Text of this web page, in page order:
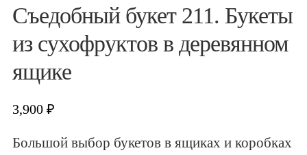
Букет из фруктов и овощей
Сладкие букеты из конфет
Детские букеты
Съедобный букет 211. Букеты
из сухофруктов в деревянном
ящике
3,900₽
Большой выбор букетов в ящиках и коробках